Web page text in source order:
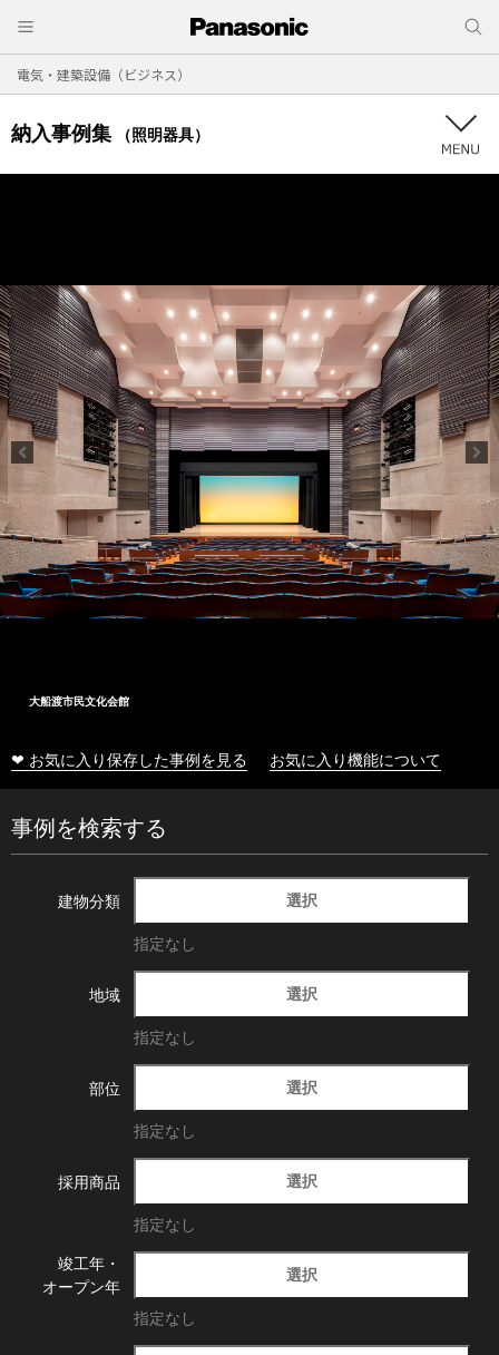
電気・建築設備（ビジネス）
納入事例集 （照明器具）
大船渡市民文化会館
❤ お気に入り保存した事例を見る お気に入り機能について
事例を検索する
建物分類 選択
指定なし
地域 選択
指定なし
部位 選択
指定なし
採用商品 選択
指定なし
竣工年・
オープン年
選択
指定なし